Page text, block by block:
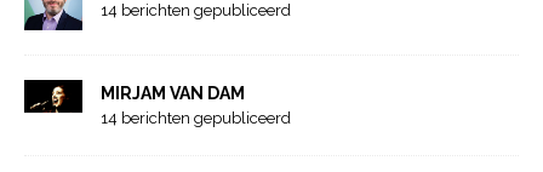
14 berichten gepubliceerd
MIRJAM VAN DAM
14 berichten gepubliceerd